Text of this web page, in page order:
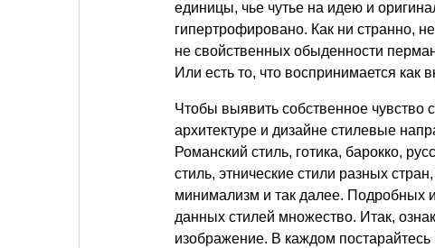
единицы, чье чутье на идею и
гипертрофировано. Как ни странно,
не свойственных обыденности
Или есть то, что воспринимается как
Чтобы выявить собственное чувство
архитектуре и дизайне стилевые
Романский стиль, готика, барокко,
стиль, этнические стили разных
минимализм и так далее. Подробных
данных стилей множество. Итак,
изображение. В каждом